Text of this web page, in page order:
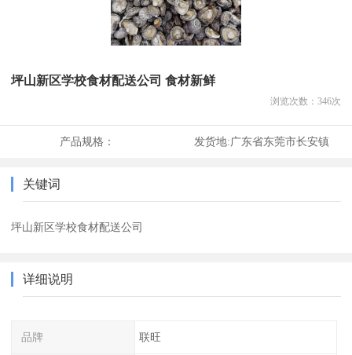
坪山新区学校食材配送公司 食材新鲜
浏览次数： 346次
产品规格： 发货地:广东省东莞市长安镇
关键词
坪山新区学校食材配送公司
详细说明
品牌 联旺